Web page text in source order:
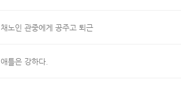
채노인 관중에게 공주고 퇴근
애틀은 강하다.